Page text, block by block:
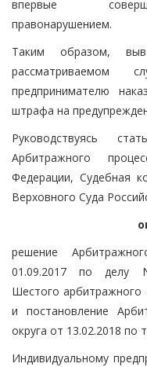
впервые
правонарушением.
Таким образом,
рассматриваемом
предпринимателю
штрафа на
Руководствуясь
Арбитражного
Федерации, Судебная
Верховного Суда
решение
01.09.2017 по делу
Шестого арбитражного
и постановление
округа от 13.02.2018 по
Индивидуальному